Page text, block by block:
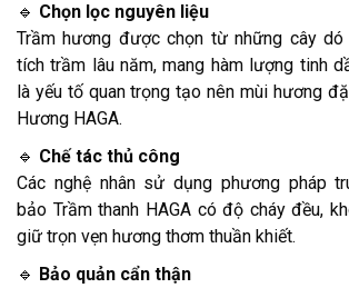
🔹 Chọn lọc nguyên liệu
Trầm hương được chọn từ những cây
tích trầm lâu năm, mang hàm lượng tinh
là yếu tố quan trọng tạo nên mùi hương
Hương HAGA.
🔹 Chế tác thủ công
Các nghệ nhân sử dụng phương pháp
bảo Trầm thanh HAGA có độ cháy đều,
giữ trọn vẹn hương thơm thuần khiết.
🔹 Bảo quản cẩn thận